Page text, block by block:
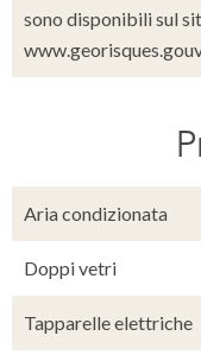
sono disponibili sul
Aria condizionata
Doppi vetri
Tapparelle elettriche